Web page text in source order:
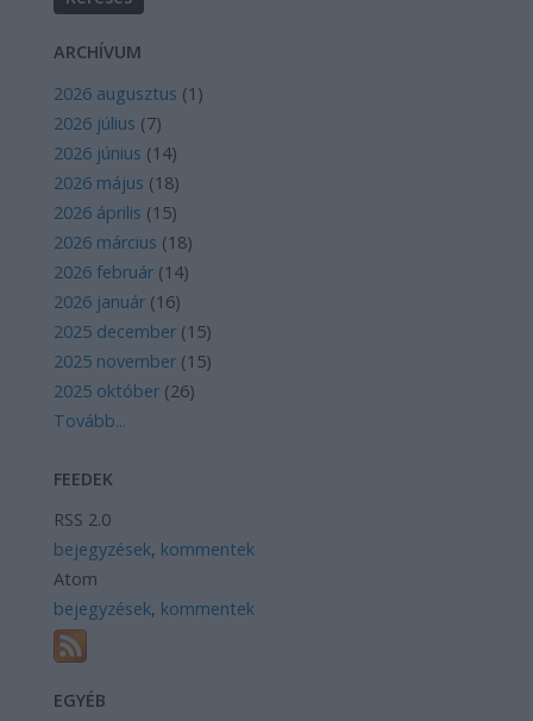
ARCHÍVUM
2026 augusztus (1 )
2026 július (7)
2026 június (14)
2026 május (18)
2026 április (15)
2026 március (18)
2026 február (14)
2026 január (16)
2025 december (15)
2025 november (15)
2025 október (26)
Tovább...
FEEDEK
RSS 2.0
bejegyzések, kommentek
Atom
bejegyzések, kommentek
EGYÉB